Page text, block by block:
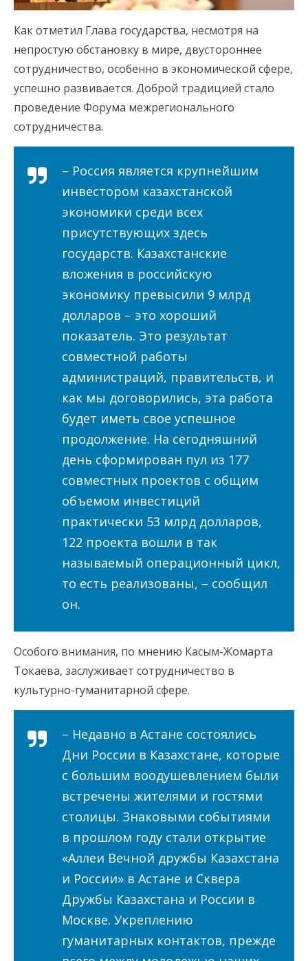
Как отметил Глава государства, несмотря на
непростую обстановку в мире, двустороннее
сотрудничество, особенно в экономической сфере,
успешно развивается. Доброй традицией стало
проведение Форума межрегионального
сотрудничества.
– Россия является крупнейшим
инвестором казахстанской
экономики среди всех
присутствующих здесь
государств. Казахстанские
вложения в российскую
экономику превысили 9 млрд
долларов – это хороший
показатель. Это результат
совместной работы
администраций, правительств, и
как мы договорились, эта работа
будет иметь свое успешное
продолжение. На сегодняшний
день сформирован пул из 177
совместных проектов с общим
объемом инвестиций
практически 53 млрд долларов,
122 проекта вошли в так
называемый операционный цикл,
то есть реализованы, – сообщил
он.
Особого внимания, по мнению Касым-Жомарта
Токаева, заслуживает сотрудничество в
культурно-гуманитарной сфере.
– Недавно в Астане состоялись
Дни России в Казахстане, которые
с большим воодушевлением были
встречены жителями и гостями
столицы. Знаковыми событиями
в прошлом году стали открытие
«Аллеи Вечной дружбы Казахстана
и России» в Астане и Сквера
Дружбы Казахстана и России в
Москве. Укреплению
гуманитарных контактов, прежде